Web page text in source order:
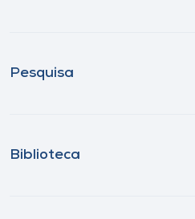
Pesquisa
Biblioteca